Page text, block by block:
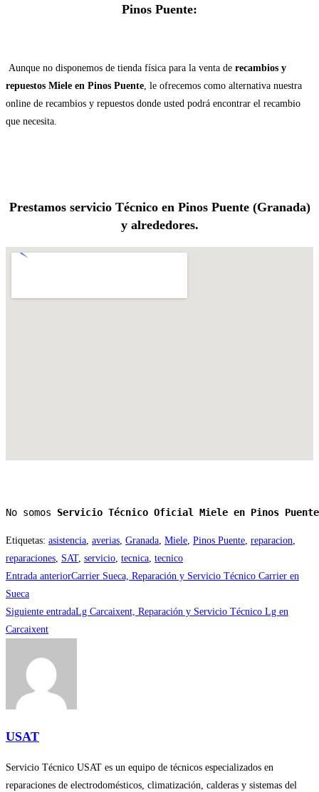
Pinos Puente:
Aunque no disponemos de tienda física para la venta de recambios y
repuestos Miele en Pinos Puente, le ofrecemos como alternativa nuestra
online de recambios y repuestos donde usted podrá encontrar el recambio
que necesita.
Prestamos servicio Técnico en Pinos Puente (Granada)
y alrededores.
No somos Servicio Técnico Oficial Miele en Pinos Puente
Etiquetas: asistencia, averias, Granada, Miele, Pinos Puente, reparacion,
reparaciones, SAT, servicio, tecnica, tecnico
Leer
más
artículos
Entrada anteriorCarrier Sueca, Reparación y Servicio Técnico Carrier en
Sueca
Siguiente entradaLg Carcaixent, Reparación y Servicio Técnico Lg en
Carcaixent
USAT
Servicio Técnico USAT es un equipo de técnicos especializados en
reparaciones de electrodomésticos, climatización, calderas y sistemas del